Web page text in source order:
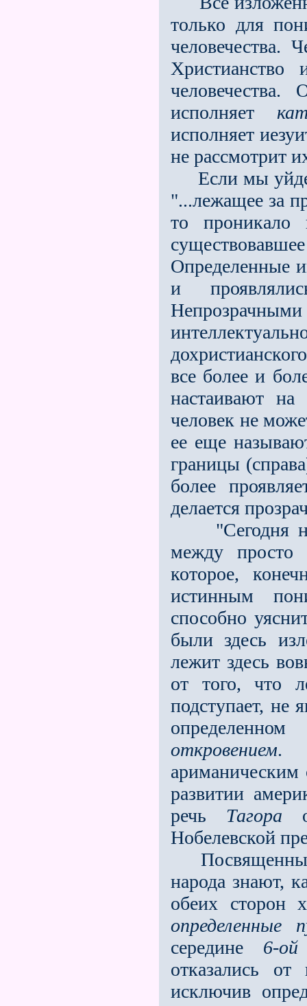
только для
человечества.
исполняет
исполняет
не рассмотрит
Если мы
"...лежащее за
то проникало
Определенные
и
все более и
наста­ивают
человек не
ее еще
границы
более
делается
"Сегодня
между просто
которое,
истинным
способно
были здесь
лежит здесь
от того, что
подступает, не
откровением.
развитии
речь Тагора
Нобелевской
Посвященные
народа знают,
обеих сторон
определенные
середине 6-ой
отказались
исключив